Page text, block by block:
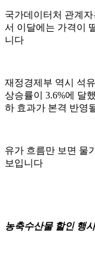
국가데이터처 관계
서 이달에는 가격이
니다
재정경제부 역시 석
상승률이 3.6%에 달
하 효과가 본격 반영
유가 흐름만 보면 물
보입니다
농축수산물 할인 행